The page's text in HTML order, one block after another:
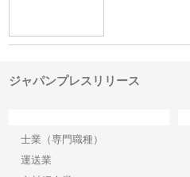
ジャパンプレスリリース
士業（専門職種）
運送業